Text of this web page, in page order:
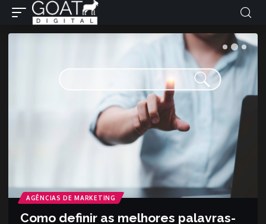
AGÊNCIAS DE MARKETING
Como definir as melhores palavras-